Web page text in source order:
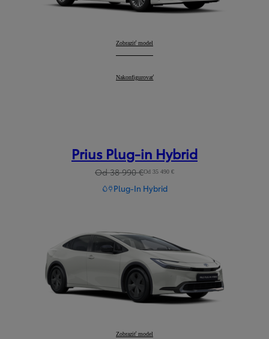
Camry:
Zobraziť model
Camry:
Nakonfigurovať
Prius Plug-in Hybrid
Od 38 990 €Od 35 490 €
Plug-In Hybrid
Prius Plug-in Hybrid
Zobraziť model